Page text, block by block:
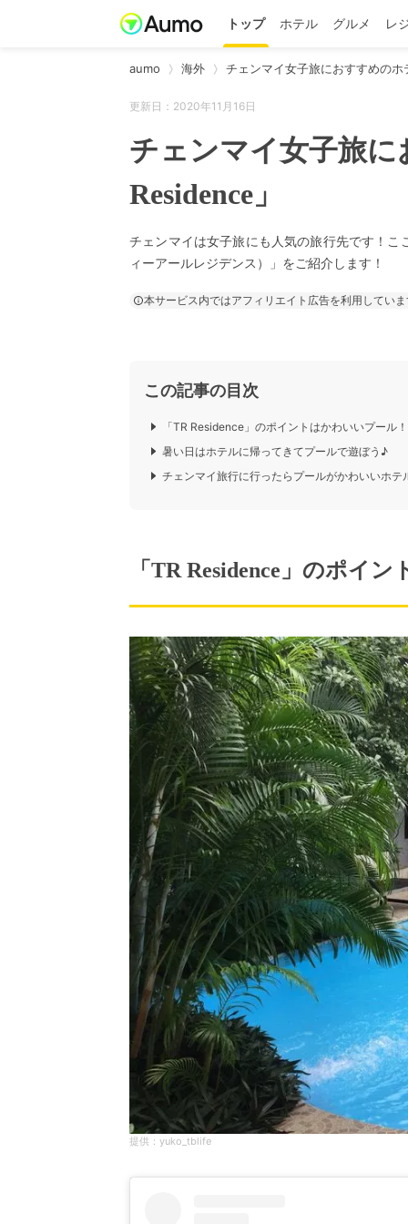
トップ ホテル グルメ レ
aumo 海外 チェンマイ女子旅におすすめのホ
更新日：2020年11月16日
チェンマイ女子旅
Residence」
チェンマイは女子旅にも人気の旅行先です！
ィーアールレジデンス）」をご紹介します！
本サービス内ではアフィリエイト広告を利用してい
この記事の目次
「TR Residence」のポイントはかわいいプール！
暑い日はホテルに帰ってきてプールで遊ぼう♪
チェンマイ旅行に行ったらプールがかわいいホテ
「TR Residence」のポイ
yuko_tblife